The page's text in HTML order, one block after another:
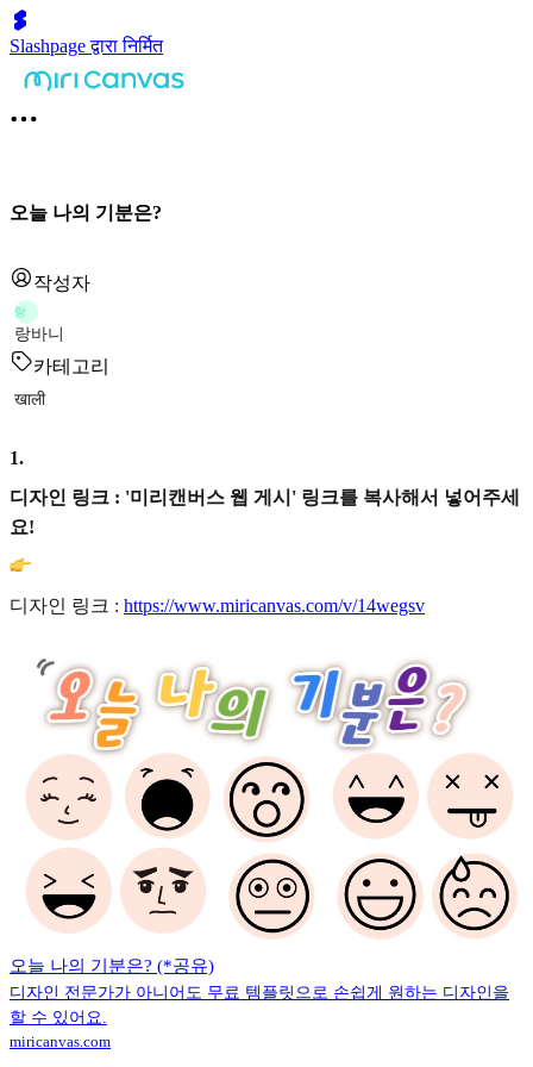
Slashpage द्वारा निर्मित
오늘 나의 기분은?
작성자
랑
랑바니
카테고리
खाली
1.
디자인 링크 : '미리캔버스 웹 게시' 링크를 복사해서 넣어주세
요!
디자인 링크 : https://www.miricanvas.com/v/14wegsv
오늘 나의 기분은? (*공유)
디자인 전문가가 아니어도 무료 템플릿으로 손쉽게 원하는 디자인을
할 수 있어요.
miricanvas.com